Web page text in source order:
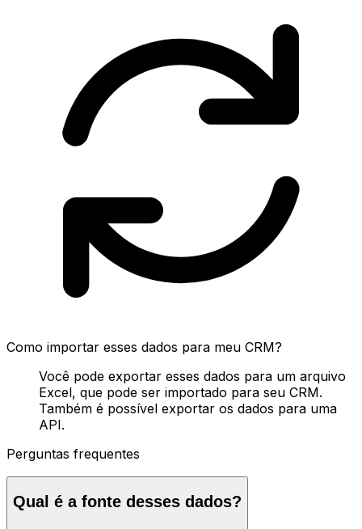
Como importar esses dados para meu CRM?
Você pode exportar esses dados para um arquivo
Excel, que pode ser importado para seu CRM.
Também é possível exportar os dados para uma
API.
Perguntas frequentes
Qual é a fonte desses dados?